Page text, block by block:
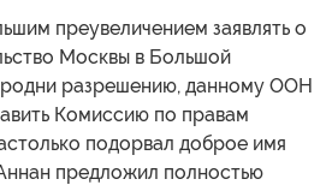
преувеличением заявлять о
Москвы в Большой
разрешению, данному ООН
Комиссию по правам
подорвал доброе имя
предложил полностью